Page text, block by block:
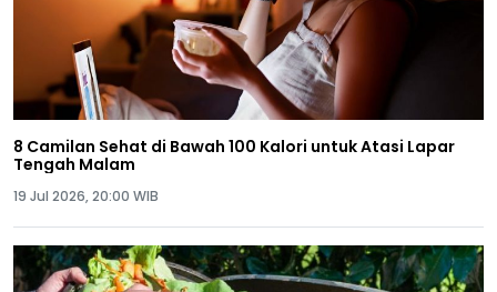
8 Camilan Sehat di Bawah 100 Kalori untuk Atasi Lapar
Tengah Malam
19 Jul 2026, 20:00 WIB